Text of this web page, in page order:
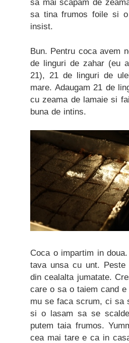
sa mai scapam de
sa tina frumos foile si
insist.
Bun. Pentru coca avem
de linguri de zahar (eu
21), 21 de linguri de
mare. Adaugam 21 de
cu zeama de lamaie si
buna de intins.
Coca o impartim in
tava unsa cu unt. Peste
din cealalta jumatate.
care o sa o taiem cand
mu se faca scrum, ci sa
si o lasam sa se
putem taia frumos.
cea mai tare e ca in